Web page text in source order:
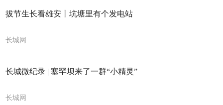
拔节生长看雄安丨坑塘里有个发电站
长城网
长城微纪录 | 塞罕坝来了一群“小精灵”
长城网